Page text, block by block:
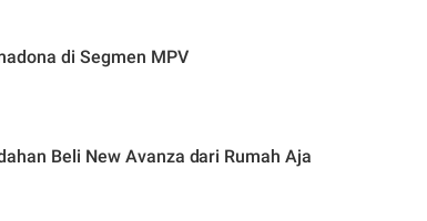
di Segmen MPV
Beli New Avanza dari Rumah Aja